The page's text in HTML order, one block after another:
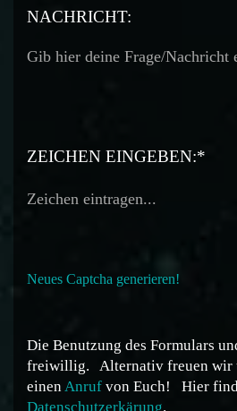
TELEFON:
NACHRICHT:
ZEICHEN EINGEBEN:*
Neues Captcha generieren!
Die Benutzung des Formulars
freiwillig.
Alternativ freuen wir
einenAnruf von Euch!
Hier
Datenschutzerkärung.